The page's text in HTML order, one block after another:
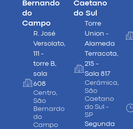
Bernando
do
Campo
R. José
Versolato,
111 -
torre B,
sala
608
Centro,
São
Bernardo
do
Campo
Caetano
do Sul
Torre
Union -
Alameda
Terracota,
215 -
Sala 817
Cerâmica,
São
Caetano
do Sul -
SP
Segunda